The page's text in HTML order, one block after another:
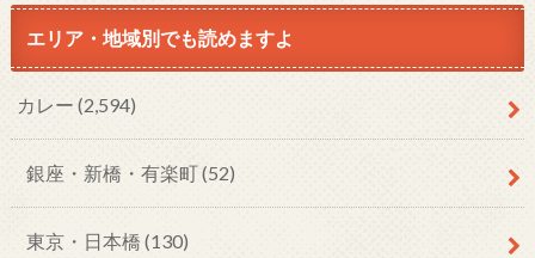
エリア・地域別でも読めますよ
カレー (2,594)
銀座・新橋・有楽町(52)
東京・日本橋 (130)